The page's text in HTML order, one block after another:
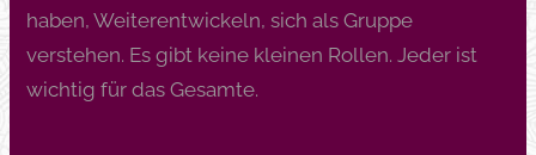
haben, Weiterentwickeln, sich als Gruppe
verstehen. Es gibt keine kleinen Rollen. Jeder ist
wichtig für das Gesamte.